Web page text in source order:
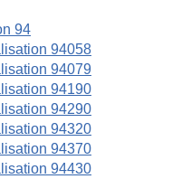
94
94058
94079
94190
94290
94320
94370
94430